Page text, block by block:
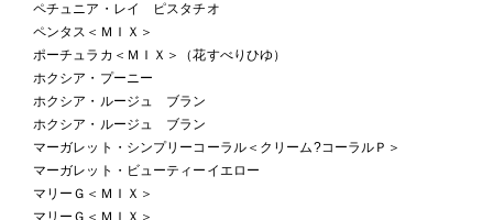
ペチュニア・レイ ピスタチオ
ペンタス＜ＭＩＸ＞
ポーチュラカ＜ＭＩＸ＞（花すべりひゆ）
ホクシア・プーニー
ホクシア・ルージュ ブラン
ホクシア・ルージュ ブラン
マーガレット・シンプリーコーラル＜クリーム?コーラルＰ＞
マーガレット・ビューティーイエロー
マリーＧ＜ＭＩＸ＞
マリーＧ＜ＭＩＸ＞